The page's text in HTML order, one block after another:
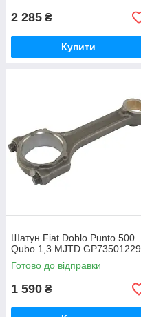
2 285 ₴
Купити
Шатун Fiat Doblo Punto 500
Qubo 1,3 MJTD GP73501229
Готово до відправки
1 590 ₴